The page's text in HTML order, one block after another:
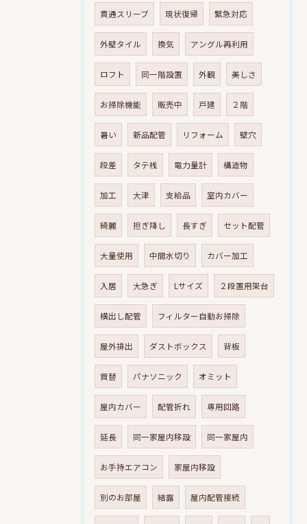
貫通スリーブ 現状復帰 緊急対応
外壁タイル 換気 アングル再利用
ロフト 同一階設置 外観 美しさ
お掃除機能 販売中 戸建 ２階
暑い 新品配管 リフォーム 壁穴
段差 タテ桟 電力量計 構造物
加工 大津 支給品 室内カバー
綺麗 担ぎ降し 長すぎ セット配管
大量使用 中間水切り カバー加工
入居 大急ぎ Lサイズ ２段置用架台
横出し配管 フィルター自動お掃除
屋外排出 ダストボックス 背板
買替 パナソニック オミット
屋内カバー 配管折れ 専用回路
延長 同一家屋内移設 同一家屋内
お手持エアコン 家屋内移設
別のお部屋 結露 屋内配管接続